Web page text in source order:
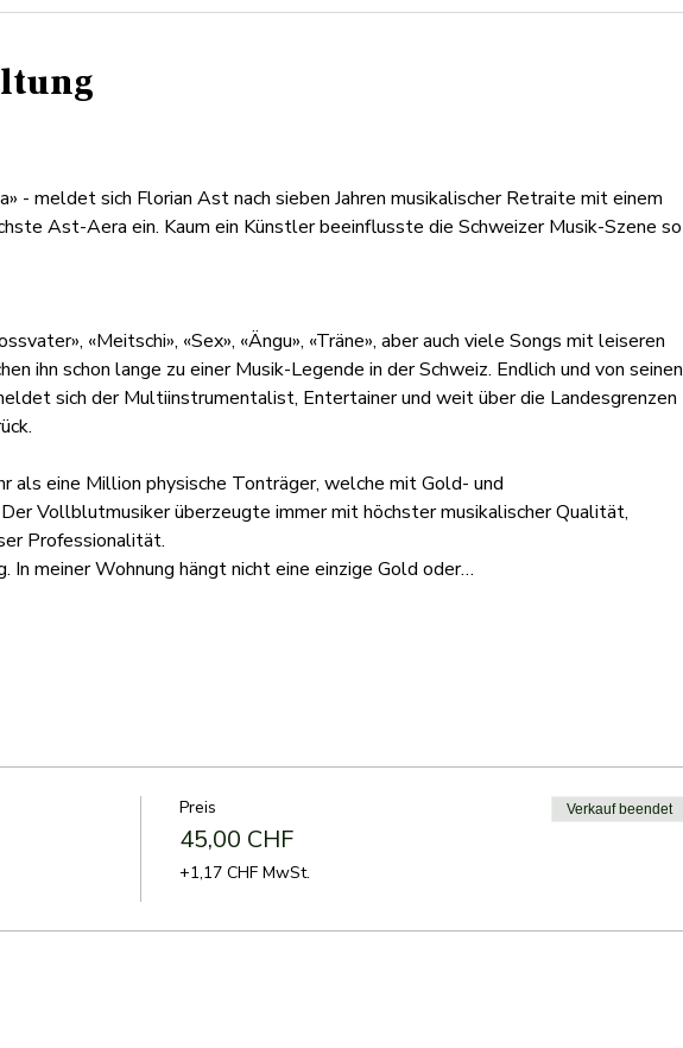
- meldet sich Florian Ast nach sieben Jahren musikalischer Retraite mit einem
Ast-Aera ein. Kaum ein Künstler beeinflusste die Schweizer Musik-Szene so
«Meitschi», «Sex», «Ängu», «Träne», aber auch viele Songs mit leiseren
ihn schon lange zu einer Musik-Legende in der Schweiz. Endlich und von seinen
sich der Multiinstrumentalist, Entertainer und weit über die Landesgrenzen
als eine Million physische Tonträger, welche mit Gold- und
Vollblutmusiker überzeugte immer mit höchster musikalischer Qualität,
Professionalität.
In meiner Wohnung hängt nicht eine einzige Gold oder…
Preis
45,00 CHF
+1,17 CHF MwSt.
Verkauf beendet